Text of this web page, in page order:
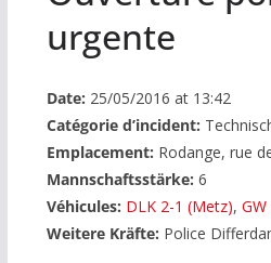
urgente
Date: 25/05/2016 at 13:42
Catégorie d’incident:
Emplacement: Rodange, rue
Mannschaftsstärke: 6
Véhicules: DLK 2-1 (Metz), GW
Weitere Kräfte: Police